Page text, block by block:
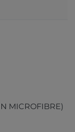
MICROFIBRE)